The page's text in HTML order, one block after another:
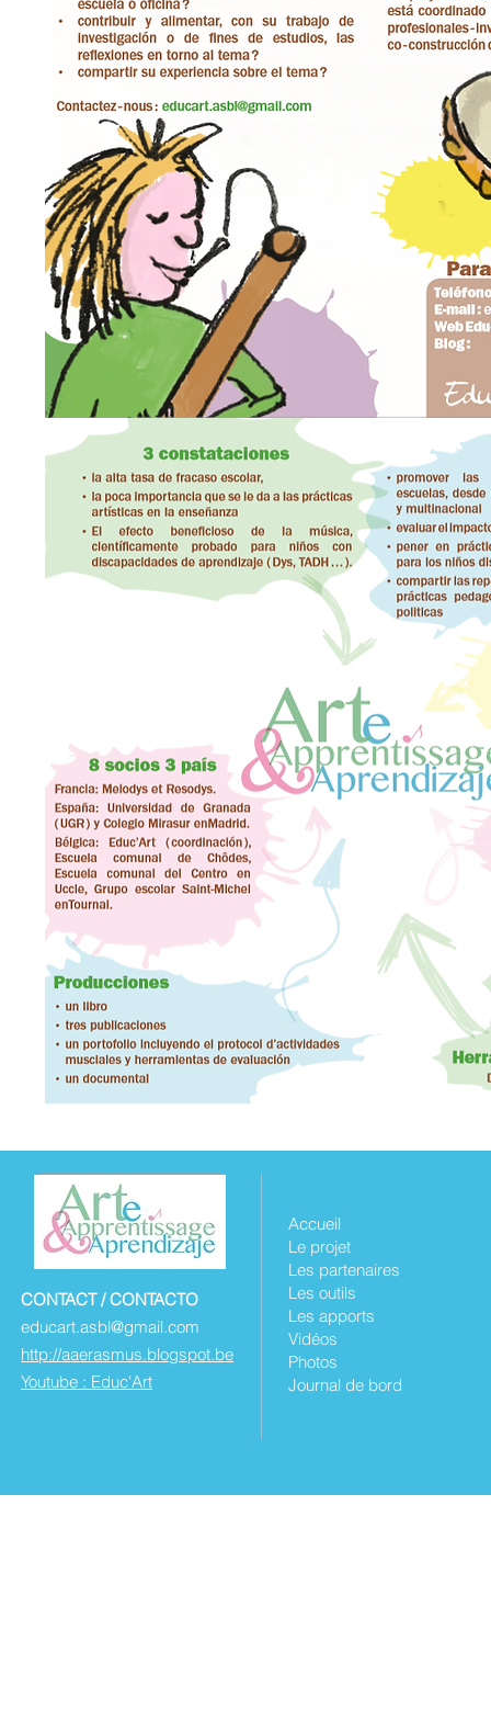
CONTACT / CONTACTO
educart.asbl@gmail.com
http://aaerasmus.blogspot.be
Youtube : Educ'Art
Accueil
Le projet
Les partenaires
Les outils
Les apports
Vidéos
Photos
Journal de bord